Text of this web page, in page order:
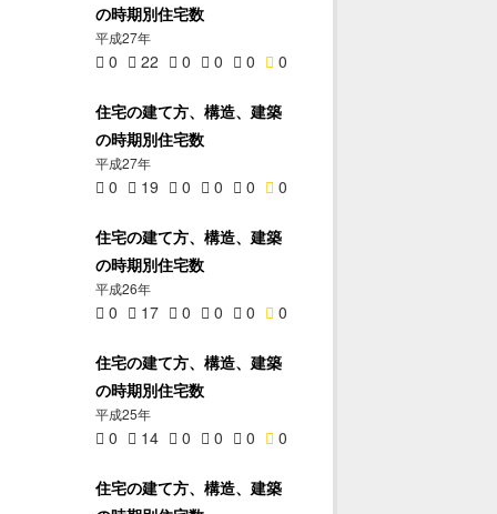
の時期別住宅数
平成27年
0 22 0 0 0 0
住宅の建て方、構造、建築
の時期別住宅数
平成27年
0 19 0 0 0 0
住宅の建て方、構造、建築
の時期別住宅数
平成26年
0 17 0 0 0 0
住宅の建て方、構造、建築
の時期別住宅数
平成25年
0 14 0 0 0 0
住宅の建て方、構造、建築